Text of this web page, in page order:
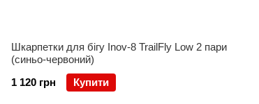
Шкарпетки для бігу Inov-8 TrailFly Low 2 пари
(синьо-червоний)
1 120 грн
Купити